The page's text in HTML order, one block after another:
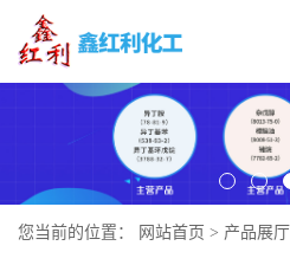
您当前的位置： 网站首页 > 产品展厅